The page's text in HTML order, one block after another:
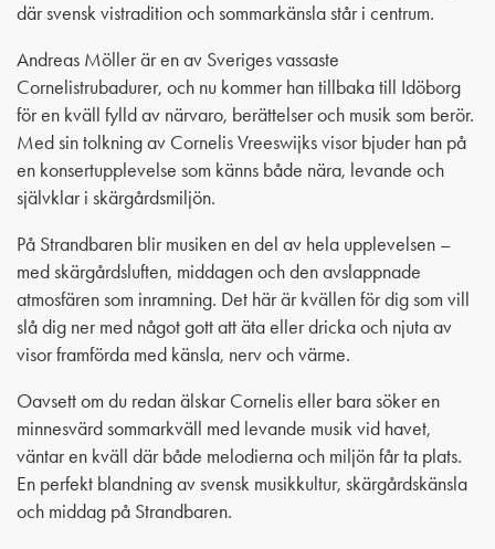
där svensk vistradition och sommarkänsla står i centrum.
Andreas Möller är en av Sveriges vassaste
Cornelistrubadurer, och nu kommer han tillbaka till Idöborg
för en kväll fylld av närvaro, berättelser och musik som berör.
Med sin tolkning av Cornelis Vreeswijks visor bjuder han på
en konsertupplevelse som känns både nära, levande och
självklar i skärgårdsmiljön.
På Strandbaren blir musiken en del av hela upplevelsen –
med skärgårdsluften, middagen och den avslappnade
atmosfären som inramning. Det här är kvällen för dig som vill
slå dig ner med något gott att äta eller dricka och njuta av
visor framförda med känsla, nerv och värme.
Oavsett om du redan älskar Cornelis eller bara söker en
minnesvärd sommarkväll med levande musik vid havet,
väntar en kväll där både melodierna och miljön får ta plats.
En perfekt blandning av svensk musikkultur, skärgårdskänsla
och middag på Strandbaren.